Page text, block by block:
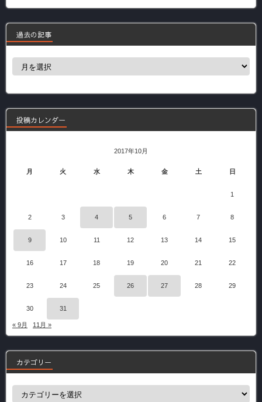
過去の記事
過
事
投稿カレンダー
2017年10月
月 火 水 木 金 土 日
1
2 3 4 5 6 7 8
9 10 11 12 13 14 15
16 17 18 19 20 21 22
23 24 25 26 27 28 29
30 31
« 9月 11月 »
カテゴリー
カ